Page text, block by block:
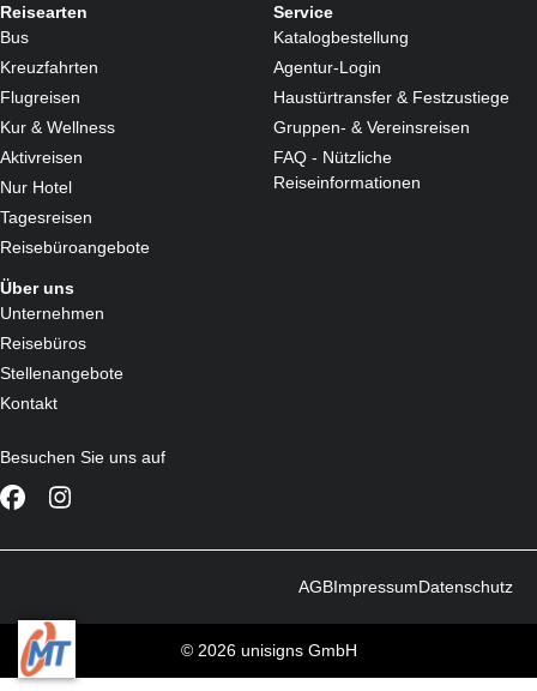
Reisearten
Bus
Kreuzfahrten
Flugreisen
Kur & Wellness
Aktivreisen
Nur Hotel
Tagesreisen
Reisebüroangebote
Service
Katalogbestellung
Agentur-Login
Haustürtransfer & Festzustiege
Gruppen- & Vereinsreisen
FAQ - Nützliche
Reiseinformationen
Über uns
Unternehmen
Reisebüros
Stellenangebote
Kontakt
Besuchen Sie uns auf
AGBImpressumDatenschutz
© 2026 unisigns GmbH